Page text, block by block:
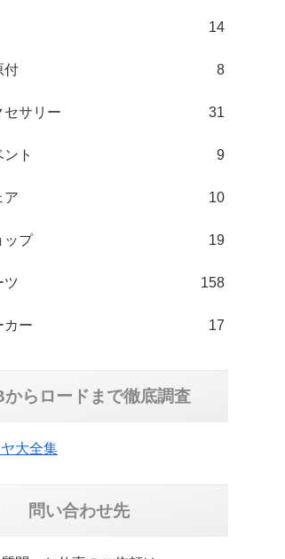
14
付 8
セサリー 31
ト 9
ア 10
ップ 19
ツ 158
カー 17
からロードまで徹底調査
大全集
問い合わせ先